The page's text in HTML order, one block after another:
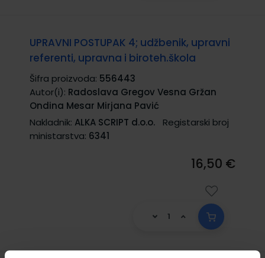
UPRAVNI POSTUPAK 4; udžbenik, upravni
referenti, upravna i biroteh.škola
Šifra proizvoda: 556443
Autor(i): Radoslava Gregov Vesna Gržan
Ondina Mesar Mirjana Pavić
Nakladnik: ALKA SCRIPT d.o.o.
Registarski broj
ministarstva: 6341
16,50 €